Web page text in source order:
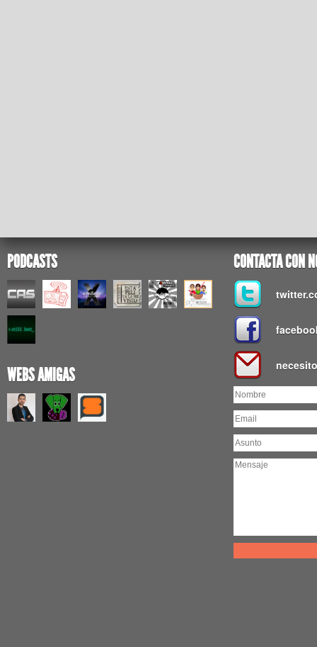
PODCASTS
WEBS AMIGAS
CONTACTA CON